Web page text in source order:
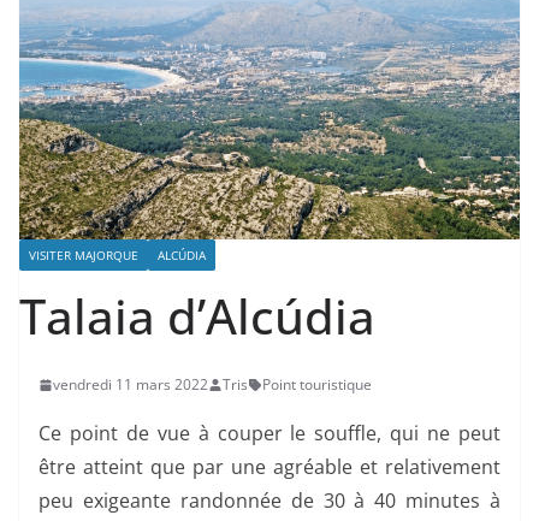
VISITER MAJORQUE ALCÚDIA
Talaia d’Alcúdia
vendredi 11 mars 2022 Tris Point touristique
Ce point de vue à couper le souffle, qui ne peut
être atteint que par une agréable et relativement
peu exigeante randonnée de 30 à 40 minutes à